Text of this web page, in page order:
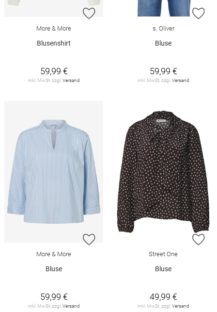
ZUR WUNSCHLISTE HINZUFÜGEN
More & More
Blusenshirt
59,99 €
inkl. MwSt. zzgl. Versand
s. Oliver
Bluse
59,99 €
inkl. MwSt. zzgl. Versand
ZUR WUNSCHLISTE HINZUFÜGEN
More & More
Bluse
59,99 €
inkl. MwSt. zzgl. Versand
Street One
Bluse
49,99 €
inkl. MwSt. zzgl. Versand